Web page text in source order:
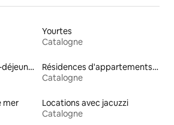
Yourtes
Catalogne
Locations avec petit-déjeuner
Résidences d'appartements en location
Catalogne
mer
Locations avec jacuzzi
Catalogne